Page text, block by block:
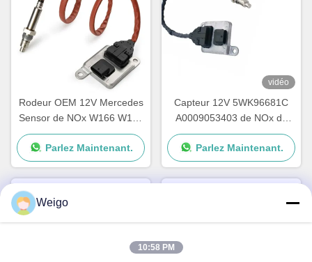
Rodeur OEM 12V Mercedes
Sensor de NOx W166 W172
W205 W221 W212 C300
ML350
Parlez Maintenant.
vidéo
Capteur 12V 5WK96681C
A0009053403 de NOx de
voiture de Mercedes E400
E350
Parlez Maintenant.
Weigo
10:58 PM